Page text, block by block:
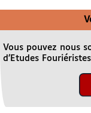
Vous pouvez nous
d’Etudes